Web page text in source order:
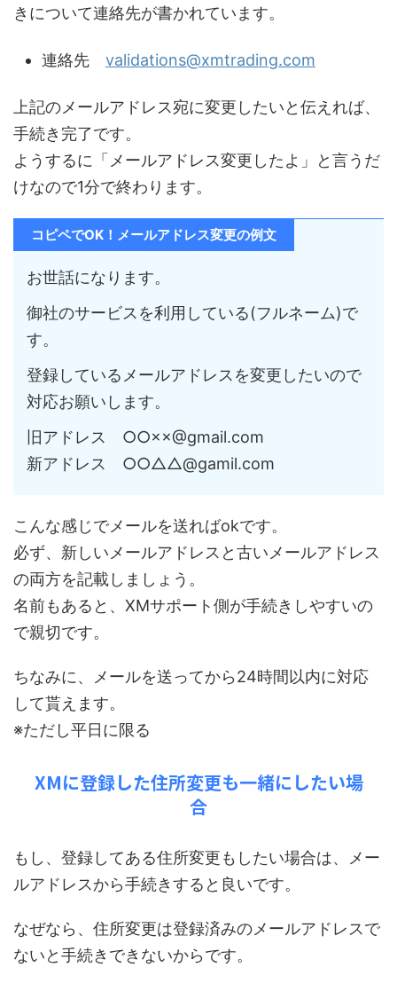
きについて連絡先が書かれています。
連絡先 validations@xmtrading.com
上記のメールアドレス宛に変更したいと伝えれば、
手続き完了です。
ようするに「メールアドレス変更したよ」と言うだ
けなので1分で終わります。
コピペでOK！メールアドレス変更の例文
お世話になります。
御社のサービスを利用している(フルネーム)で
す。
登録しているメールアドレスを変更したいので
対応お願いします。
旧アドレス ○○××@gmail.com
新アドレス ○○△△@gamil.com
こんな感じでメールを送ればokです。
必ず、新しいメールアドレスと古いメールアドレス
の両方を記載しましょう。
名前もあると、XMサポート側が手続きしやすいの
で親切です。
ちなみに、メールを送ってから24時間以内に対応
して貰えます。
※ただし平日に限る
XMに登録した住所変更も一緒にしたい場
合
もし、登録してある住所変更もしたい場合は、メー
ルアドレスから手続きすると良いです。
なぜなら、住所変更は登録済みのメールアドレスで
ないと手続きできないからです。